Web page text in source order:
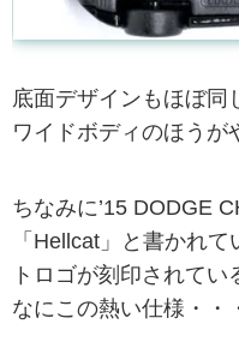
底面デザインもほぼ同
ワイドボディのほうが
ちなみに’15 DODGE
「Hellcat」と書かれ
トロゴが刻印されてい
なにこの熱い仕様・・